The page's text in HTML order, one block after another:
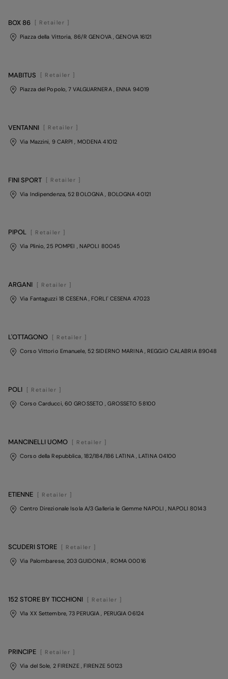
BOX 86
[ Retailer ]
Piazza della Vittoria, 86/R GENOVA , GENOVA16121
MABITUS
[ Retailer ]
Piazza del Popolo, 7 VALGUARNERA
, ENNA 94019
VENTANNI
[ Retailer ]
Via Mazzini, 9 CARPI
, MODENA 41012
FINI SPORT
[ Retailer ]
Via Indipendenza, 52 BOLOGNA
, BOLOGNA 40121
PIPOL
[ Retailer ]
Via Plinio, 25 POMPEI , NAPOLI 80045
ARGANI
[ Retailer ]
Via Fantaguzzi 18 CESENA , FORLI' CESENA 47023
L'OTTAGONO
[ Retailer ]
Corso Vittorio Emanuele, 52 SIDERNO MARINA , REGGIO CALABRIA89048
POLI
[ Retailer ]
Corso Carducci, 60 GROSSETO, GROSSETO 58100
MANCINELLI UOMO
[ Retailer ]
Corso della Repubblica, 182/184/186 LATINA , LATINA04100
ETIENNE
[ Retailer ]
Centro Direzionale Isola A/3 Galleria le Gemme NAPOLI, NAPOLI 80143
SCUDERI STORE
[ Retailer ]
Via Palombarese, 203 GUIDONIA, ROMA 00016
152 STORE BY TICCHIONI
[ Retailer ]
VIa XX Settembre, 73 PERUGIA, PERUGIA 06124
PRINCIPE
[ Retailer ]
Via del Sole, 2 FIRENZE , FIRENZE50123